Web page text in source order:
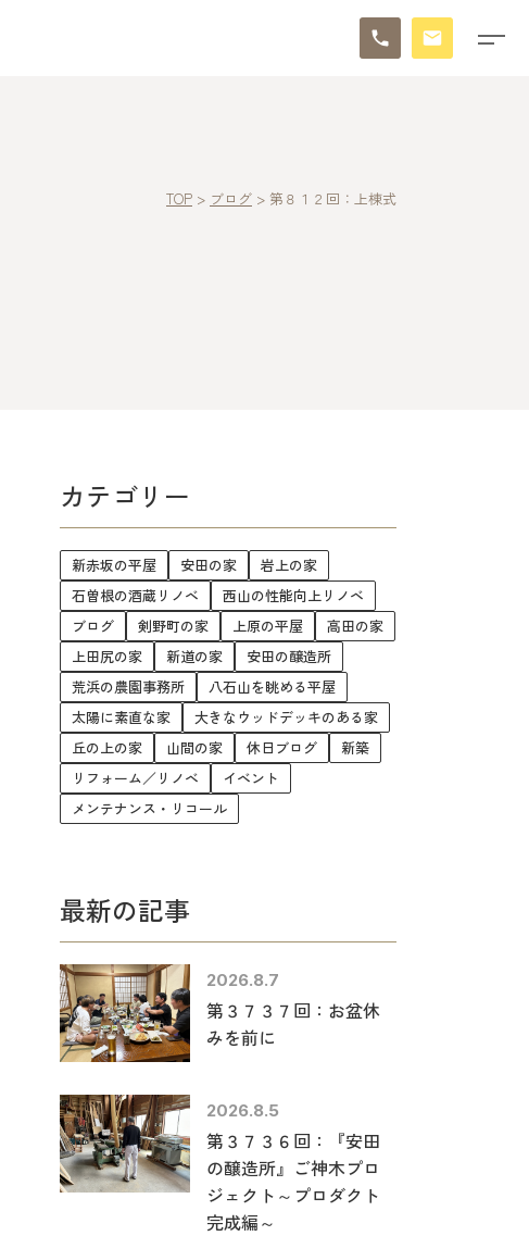
TOP > ブログ > 第８１２回：上棟式
カテゴリー
新赤坂の平屋 安田の家
岩上の家
石曽根の酒蔵リノベ
西山の性能向上リノベ
ブログ
剣野町の家 上原の平屋
高田の家
上田尻の家
新道の家
安田の醸造所
荒浜の農園事務所
八石山を眺める平屋
太陽に素直な家
大きなウッドデッキのある家
丘の上の家
山間の家 休日ブログ
新築
リフォーム／リノベ
イベント
メンテナンス・リコール
最新の記事
2026.8.7
第３７３７回：お盆休
みを前に
2026.8.5
第３７３６回：『安田
の醸造所』ご神木プロ
ジェクト～プロダクト
完成編～